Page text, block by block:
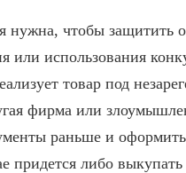
нужна, чтобы защитить
или использования
товар под
фирма или
раньше и
придется либо